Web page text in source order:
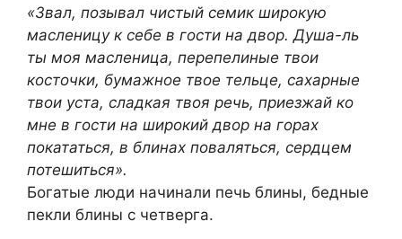
«Звал, позывал чистый семик широкую
масленицу к себе в гости на двор. Душа-ль
ты моя масленица, перепелиные твои
косточки, бумажное твое тельце, сахарные
твои уста, сладкая твоя речь, приезжай ко
мне в гости на широкий двор на горах
покататься, в блинах поваляться, сердцем
потешиться».
Богатые люди начинали печь блины, бедные
пекли блины с четверга.